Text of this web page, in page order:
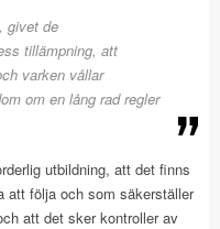
givet de
tillämpning, att
varken vållar
om en lång rad regler
utbildning, att det finns
att följa och som säkerställer
att det sker kontroller av